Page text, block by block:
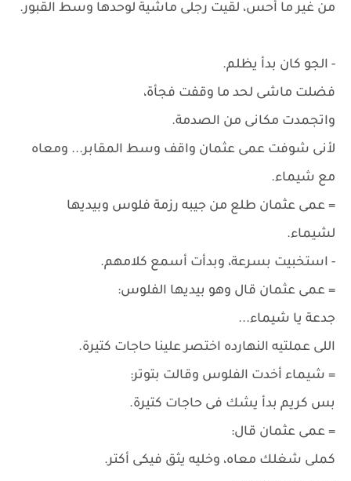
من غير ما أحس، لقيت رجلى ماشية لوحدها وسط القبور.
- الجو كان بدأ يظلم.
فضلت ماشى لحد ما وقفت فجأة،
واتجمدت مكانى من الصدمة.
لأنى شوفت عمى عثمان واقف وسط المقابر... ومعاه
مع شيماء.
= عمى عثمان طلع من جيبه رزمة فلوس وبيديها
لشيماء.
- استخبيت بسرعة، وبدأت أسمع كلامهم.
= عمى عثمان قال وهو بيديها الفلوس:
جدعة يا شيماء...
اللى عملتيه النهارده اختصر علينا حاجات كتيرة.
= شيماء أخدت الفلوس وقالت بتوتر:
بس كريم بدأ يشك فى حاجات كتيرة.
= عمى عثمان قال:
كملى شغلك معاه، وخليه يثق فيكى أكتر.